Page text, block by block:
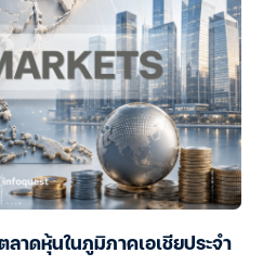
าดหุ้นในภูมิภาคเอเชียประจำ